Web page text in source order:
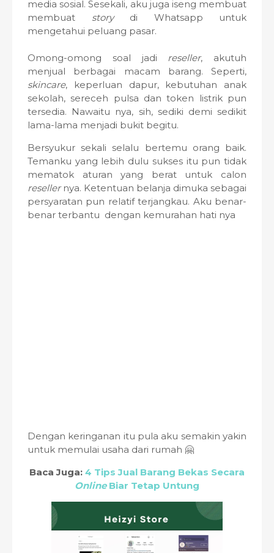
media sosial. Sesekali, aku juga iseng membuat
membuat story di Whatsapp untuk
mengetahui peluang pasar.
Omong-omong soal jadi reseller, akutuh
menjual berbagai macam barang. Seperti,
skincare, keperluan dapur, kebutuhan anak
sekolah, sereceh pulsa dan token listrik pun
tersedia. Nawaitu nya, sih, sediki demi sedikit
lama-lama menjadi bukit begitu.
Bersyukur sekali selalu bertemu orang baik.
Temanku yang lebih dulu sukses itu pun tidak
mematok aturan yang berat untuk calon
reseller nya. Ketentuan belanja dimuka sebagai
persyaratan pun relatif terjangkau. Aku benar-
benar terbantu dengan kemurahan hati nya
Dengan keringanan itu pula aku semakin yakin
untuk memulai usaha dari rumah 🤗
Baca Juga: 4 Tips Jual Barang Bekas Secara
Online Biar Tetap Untung